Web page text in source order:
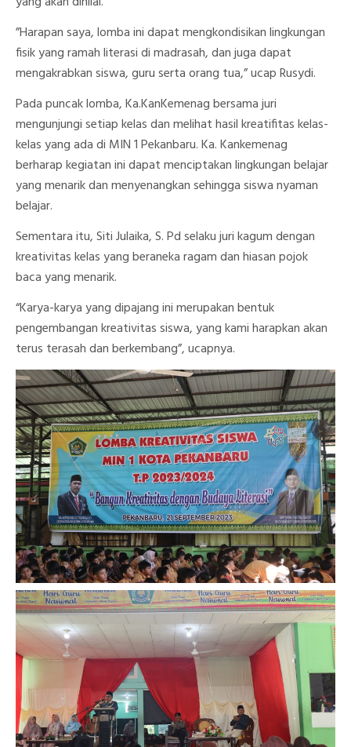
”Harapan saya, lomba ini dapat mengkondisikan lingkungan
fisik yang ramah literasi di madrasah, dan juga dapat
mengakrabkan siswa, guru serta orang tua,” ucap Rusydi.
Pada puncak lomba, Ka.KanKemenag bersama juri
mengunjungi setiap kelas dan melihat hasil kreatifitas kelas-
kelas yang ada di MIN 1 Pekanbaru. Ka. Kankemenag
berharap kegiatan ini dapat menciptakan lingkungan belajar
yang menarik dan menyenangkan sehingga siswa nyaman
belajar.
Sementara itu, Siti Julaika, S. Pd selaku juri kagum dengan
kreativitas kelas yang beraneka ragam dan hiasan pojok
baca yang menarik.
“Karya-karya yang dipajang ini merupakan bentuk
pengembangan kreativitas siswa, yang kami harapkan akan
terus terasah dan berkembang”, ucapnya.